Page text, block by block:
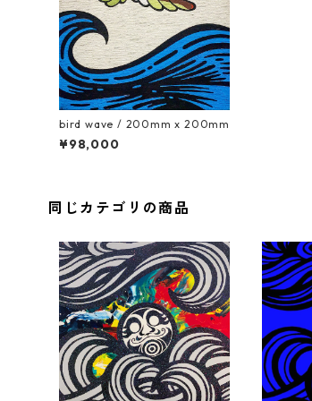
bird wave / 200mm x 200mm
¥98,000
同じカテゴリの商品